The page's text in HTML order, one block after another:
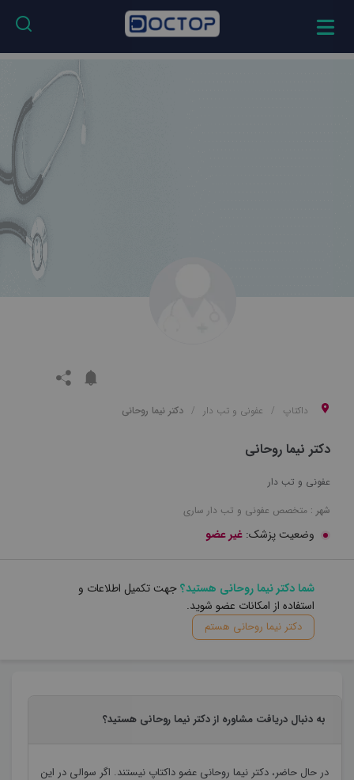
داکتاپ عفونی و تب دار دکتر نيما روحاني
دکتر نيما روحاني
عفونی و تب دار
شهر : متخصص عفونی و تب دار ساری
وضعیت پزشک: غیر عضو
شما دکتر نيما روحاني هستید؟جهت تکمیل اطلاعات و
استفاده از امکانات عضو شوید.
دکتر نيما روحاني هستم
به دنبال دریافت مشاوره از دکتر نيما روحاني هستید؟
در حال حاضر، دکتر نيما روحاني عضو داکتاپ نیستند. اگر سوالی در این